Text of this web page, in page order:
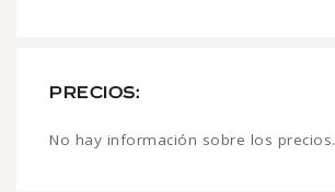
PRECIOS:
No hay información sobre los precios.